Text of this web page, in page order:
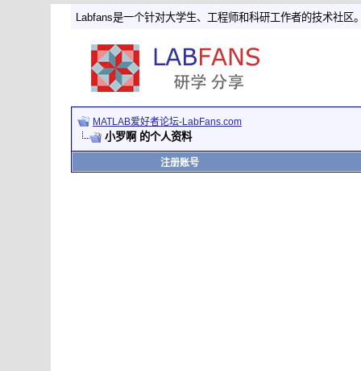
Labfans是一个针对大学生、工程师和科研工作者的技术社区
MATLAB爱好者论坛-LabFans.com
小罗啊 的个人资料
注册账号